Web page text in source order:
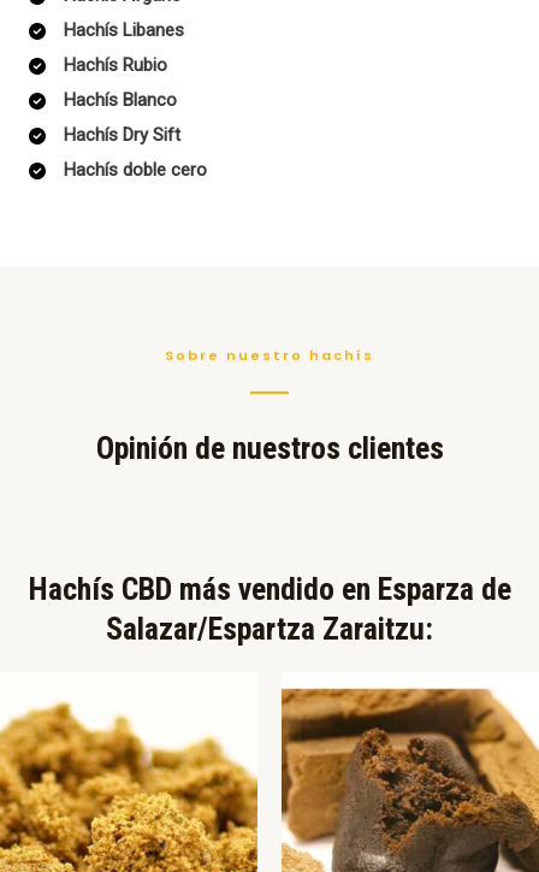
Hachís Libanes
Hachís Rubio
Hachís Blanco
Hachís Dry Sift
Hachís doble cero
Sobre nuestro hachís
Opinión de nuestros clientes
Hachís CBD más vendido en Esparza de
Salazar/Espartza Zaraitzu:​